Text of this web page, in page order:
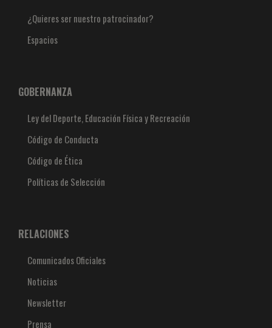
¿Quieres ser nuestro patrocinador?
Espacios
GOBERNANZA
Ley del Deporte, Educación Física y Recreación
Código de Conducta
Código de Ética
Políticas de Selección
RELACIONES
Comunicados Oficiales
Noticias
Newsletter
Prensa